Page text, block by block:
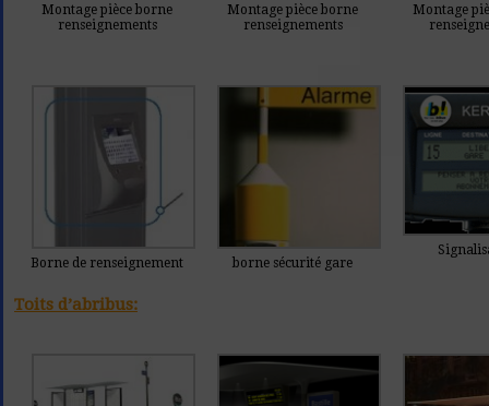
Montage pièce borne
renseignements
Montage pièce borne
renseignements
Montage
Borne de renseignement borne sécurité gare
Toits d’abribus: